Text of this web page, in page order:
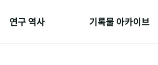
연구 역사 기록물 아카이브